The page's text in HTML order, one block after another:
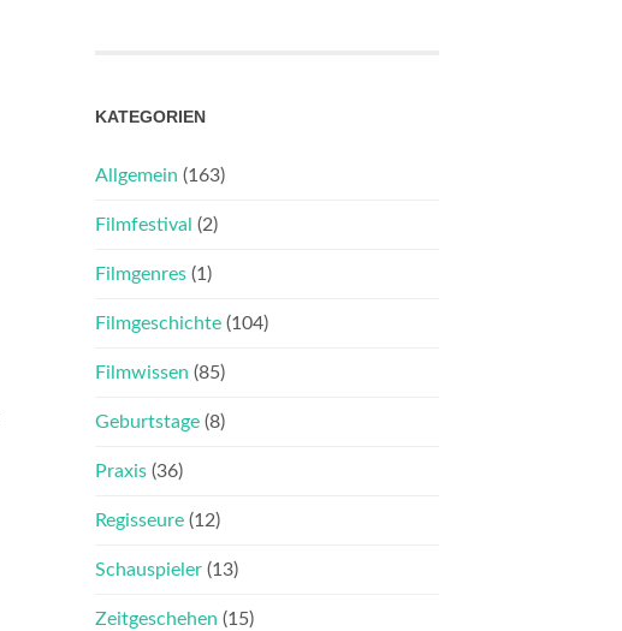
KATEGORIEN
Allgemein (163)
Filmfestival (2)
Filmgenres (1)
Filmgeschichte (104)
Filmwissen (85)
Geburtstage (8)
Praxis (36)
Regisseure (12)
Schauspieler (13)
Zeitgeschehen (15)